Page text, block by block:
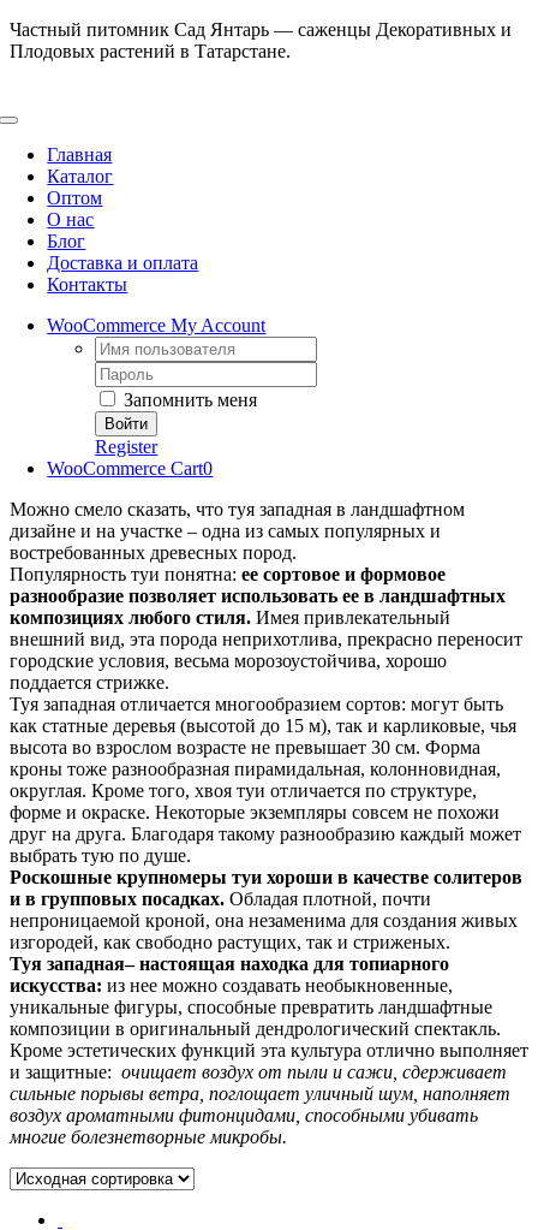
Skip
to
Частный питомник Сад Янтарь — саженцы Декоративных и
Плодовых растений в Татарстане.
Toggle
NavigationГлавная
Каталог
Оптом
О нас
Блог
Доставка и оплата
Контакты
WooCommerce My Account
Username:
Password:
Запомнить меня
Register
WooCommerce Cart0
Можно смело сказать, что туя западная в ландшафтном
дизайне и на участке – одна из самых популярных и
востребованных древесных пород.
Популярность туи понятна: ее сортовое и формовое
разнообразие позволяет использовать ее в ландшафтных
композициях любого стиля. Имея привлекательный
внешний вид, эта порода неприхотлива, прекрасно переносит
городские условия, весьма морозоустойчива, хорошо
поддается стрижке.
Туя западная отличается многообразием сортов: могут быть
как статные деревья (высотой до 15 м), так и карликовые, чья
высота во взрослом возрасте не превышает 30 см. Форма
кроны тоже разнообразная пирамидальная, колонновидная,
округлая. Кроме того, хвоя туи отличается по структуре,
форме и окраске. Некоторые экземпляры совсем не похожи
друг на друга. Благодаря такому разнообразию каждый может
выбрать тую по душе.
Роскошные крупномеры туи хороши в качестве солитеров
и в групповых посадках. Обладая плотной, почти
непроницаемой кроной, она незаменима для создания живых
изгородей, как свободно растущих, так и стриженых.
Туя западная– настоящая находка для топиарного
искусства: из нее можно создавать необыкновенные,
уникальные фигуры, способные превратить ландшафтные
композиции в оригинальный дендрологический спектакль.
Кроме эстетических функций эта культура отлично выполняет
и защитные: очищает воздух от пыли и сажи, сдерживает
сильные порывы ветра, поглощает уличный шум, наполняет
воздух ароматными фитонцидами, способными убивать
многие болезнетворные микробы.